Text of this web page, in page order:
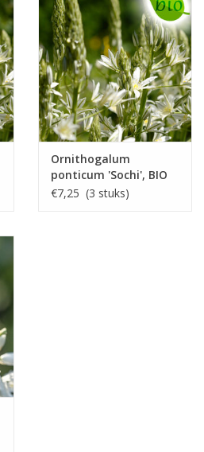
Ornithogalum
ponticum 'Sochi', BIO
€7,25 (3 stuks)